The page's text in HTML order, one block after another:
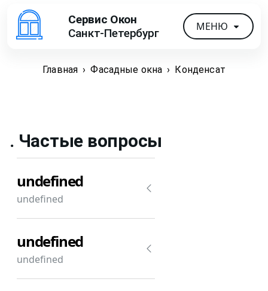
Сервис Окон
Санкт-Петербург
МЕНЮ
Главная › Фасадные окна › Конденсат
. Частые вопросы
undefined
undefined
undefined
undefined